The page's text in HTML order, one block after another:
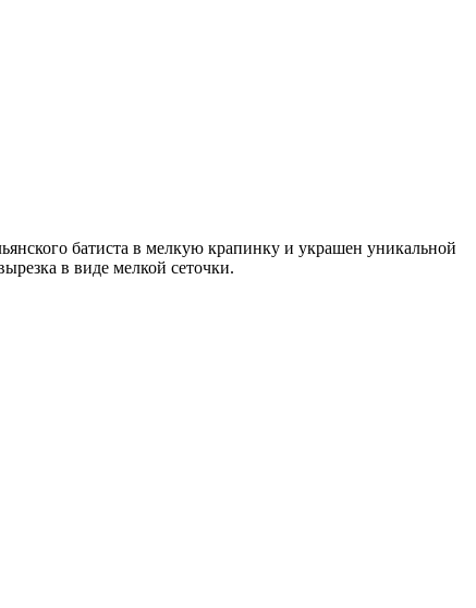
батиста в мелкую крапинку и украшен уникальной
в виде мелкой сеточки.